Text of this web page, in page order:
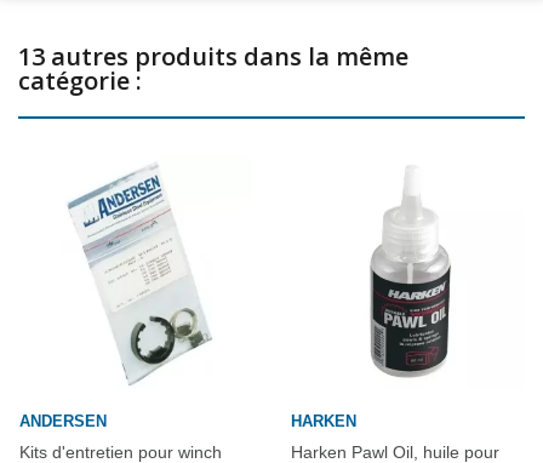
13 autres produits dans la même
catégorie :
ANDERSEN
Kits d'entretien pour winch
HARKEN
Harken Pawl Oil, huile pour